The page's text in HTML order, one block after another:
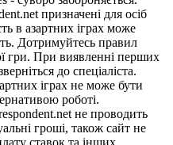
призначені для осіб
в азартних іграх може
Дотримуйтесь правил
гри. При виявленні перших
до спеціаліста.
іграх не може бути
роботі.
не проводить
гроші, також сайт не
ставок та інших